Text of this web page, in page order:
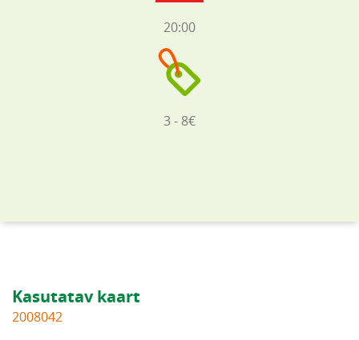
20:00
3 - 8€
Kasutatav kaart
2008042